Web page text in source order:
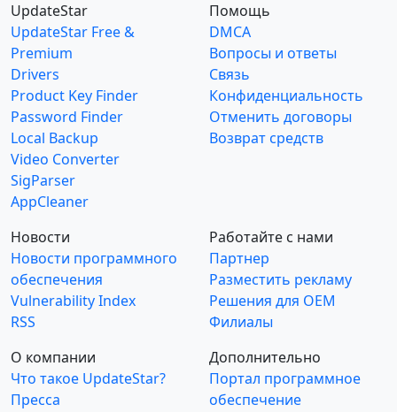
UpdateStar
UpdateStar Free &
Premium
Drivers
Product Key Finder
Password Finder
Local Backup
Video Converter
SigParser
AppCleaner
Помощь
DMCA
Вопросы и ответы
Связь
Конфиденциальность
Отменить договоры
Возврат средств
Новости
Новости программного
обеспечения
Vulnerability Index
RSS
Работайте с нами
Партнер
Разместить рекламу
Решения для OEM
Филиалы
О компании
Что такое UpdateStar?
Пресса
Дополнительно
Портал программное
обеспечение